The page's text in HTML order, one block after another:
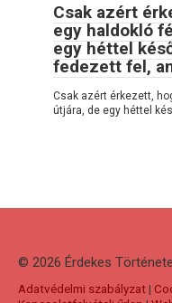
Csak azért
egy haldokló
egy héttel
fedezett fel,
Csak azért érkezett,
útjára, de egy héttel
© 2026 Érdekes
Adatvédelmi szabályzat|